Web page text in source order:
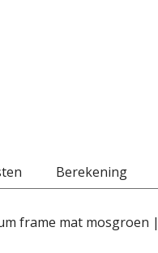
Berekening
frame mat mosgroen